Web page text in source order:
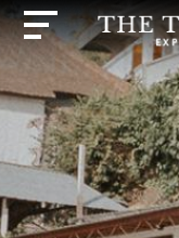
บ้าน
ไฮไลท์
แบบ
ทดสอบ
การ